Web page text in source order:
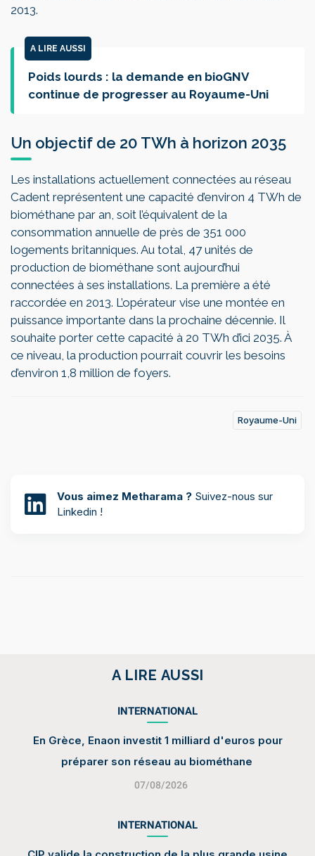
2013.
A LIRE AUSSI
Poids lourds : la demande en bioGNV
continue de progresser au Royaume-Uni
Un objectif de 20 TWh à horizon 2035
Les installations actuellement connectées au réseau
Cadent représentent une capacité d’environ 4 TWh de
biométhane par an, soit l’équivalent de la
consommation annuelle de près de 351 000
logements britanniques. Au total, 47 unités de
production de biométhane sont aujourd’hui
connectées à ses installations. La première a été
raccordée en 2013. L’opérateur vise une montée en
puissance importante dans la prochaine décennie. Il
souhaite porter cette capacité à 20 TWh d’ici 2035. À
ce niveau, la production pourrait couvrir les besoins
d’environ 1,8 million de foyers.
Royaume-Uni
Vous aimez Metharama ? Suivez-nous sur
Linkedin !
A LIRE AUSSI
INTERNATIONAL
En Grèce, Enaon investit 1 milliard d'euros pour
préparer son réseau au biométhane
07/08/2026
INTERNATIONAL